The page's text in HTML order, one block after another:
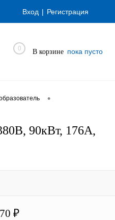
Вход Регистрация
0 В корзине пока пусто
•
90кВт, 176А,
₽